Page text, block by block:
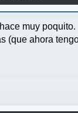
muy poquito.
ahora